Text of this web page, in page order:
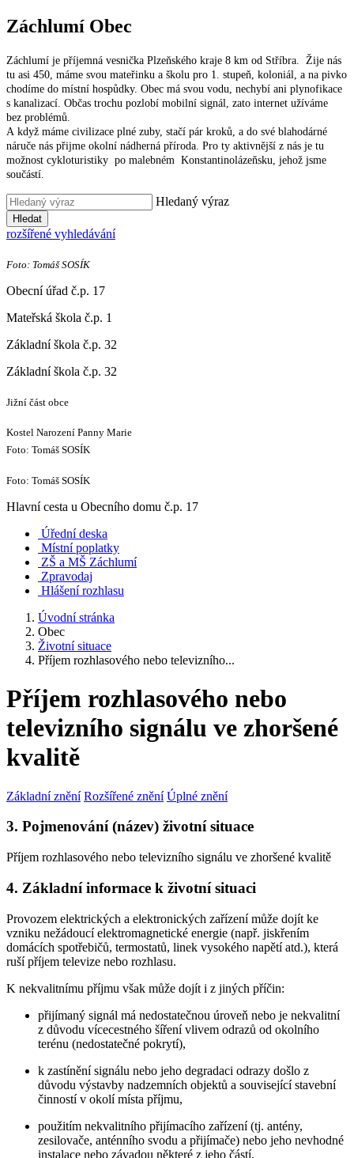
Záchlumí Obec
Záchlumí je příjemná vesnička Plzeňského kraje 8 km od Stříbra. Žije nás
tu asi 450, máme svou mateřinku a školu pro 1. stupeň, koloniál, a na pivko
chodíme do místní hospůdky. Obec má svou vodu, nechybí ani plynofikace
s kanalizací. Občas trochu pozlobí mobilní signál, zato internet užíváme
bez problémů.
A když máme civilizace plné zuby, stačí pár kroků, a do své blahodárné
náruče nás přijme okolní nádherná příroda. Pro ty aktivnější z nás je tu
možnost cykloturistiky po malebném Konstantinolázeňsku, jehož jsme
součástí.
Hledaný výraz
Hledat
rozšířené vyhledávání
Foto: Tomáš SOSÍK
Obecní úřad č.p. 17
Mateřská škola č.p. 1
Základní škola č.p. 32
Základní škola č.p. 32
Jižní část obce
Kostel Narození Panny Marie
Foto: Tomáš SOSÍK
Foto: Tomáš SOSÍK
Hlavní cesta u Obecního domu č.p. 17
Úřední deska
Místní poplatky
ZŠ a MŠ Záchlumí
Zpravodaj
Hlášení rozhlasu
Úvodní stránka
Obec
Životní situace
Příjem rozhlasového nebo televizního...
Příjem rozhlasového nebo
televizního signálu ve zhoršené
kvalitě
Základní znění Rozšířené znění Úplné znění
3. Pojmenování (název) životní situace
Příjem rozhlasového nebo televizního signálu ve zhoršené kvalitě
4. Základní informace k životní situaci
Provozem elektrických a elektronických zařízení může dojít ke
vzniku nežádoucí elektromagnetické energie (např. jiskřením
domácích spotřebičů, termostatů, linek vysokého napětí atd.), která
ruší příjem televize nebo rozhlasu.
K nekvalitnímu příjmu však může dojít i z jiných příčin:
přijímaný signál má nedostatečnou úroveň nebo je nekvalitní
z důvodu vícecestného šíření vlivem odrazů od okolního
terénu (nedostatečné pokrytí),
k zastínění signálu nebo jeho degradaci odrazy došlo z
důvodu výstavby nadzemních objektů a související stavební
činností v okolí místa příjmu,
použitím nekvalitního přijímacího zařízení (tj. antény,
zesilovače, anténního svodu a přijímače) nebo jeho nevhodné
instalace nebo závadou některé z jeho částí,